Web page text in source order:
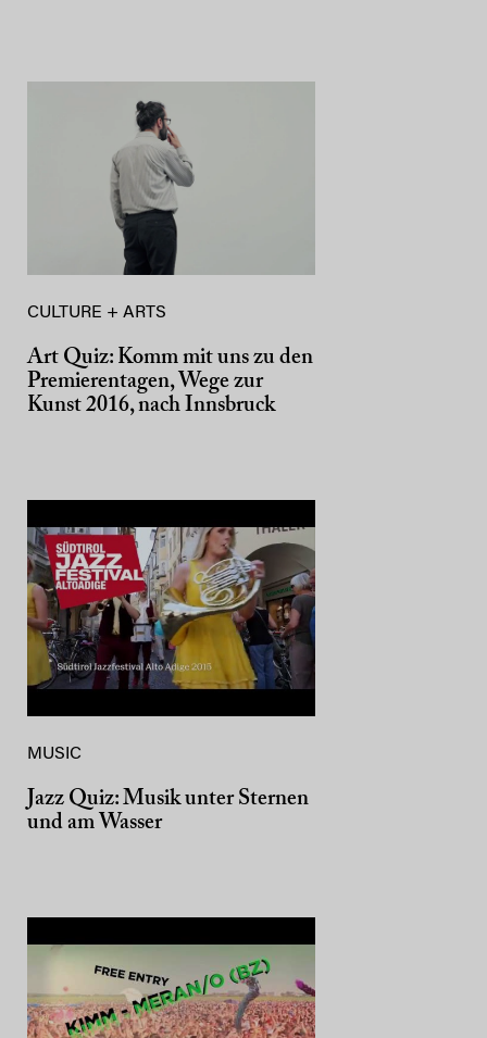
CULTURE + ARTS
Art Quiz: Komm mit uns zu den
Premierentagen, Wege zur
Kunst 2016, nach Innsbruck
MUSIC
Jazz Quiz: Musik unter Sternen
und am Wasser